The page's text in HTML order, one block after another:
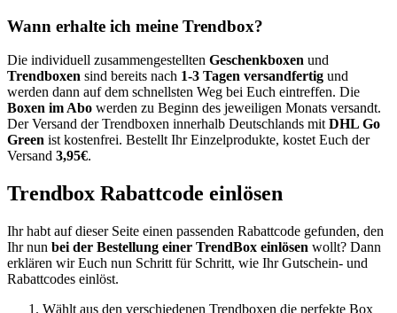
Wann erhalte ich meine Trendbox?
Die individuell zusammengestellten Geschenkboxen und
Trendboxen sind bereits nach 1-3 Tagen versandfertig und
werden dann auf dem schnellsten Weg bei Euch eintreffen. Die
Boxen im Abo werden zu Beginn des jeweiligen Monats versandt.
Der Versand der Trendboxen innerhalb Deutschlands mit DHL Go
Green ist kostenfrei. Bestellt Ihr Einzelprodukte, kostet Euch der
Versand 3,95€.
Trendbox Rabattcode einlösen
Ihr habt auf dieser Seite einen passenden Rabattcode gefunden, den
Ihr nun bei der Bestellung einer TrendBox einlösen wollt? Dann
erklären wir Euch nun Schritt für Schritt, wie Ihr Gutschein- und
Rabattcodes einlöst.
Wählt aus den verschiedenen Trendboxen die perfekte Box